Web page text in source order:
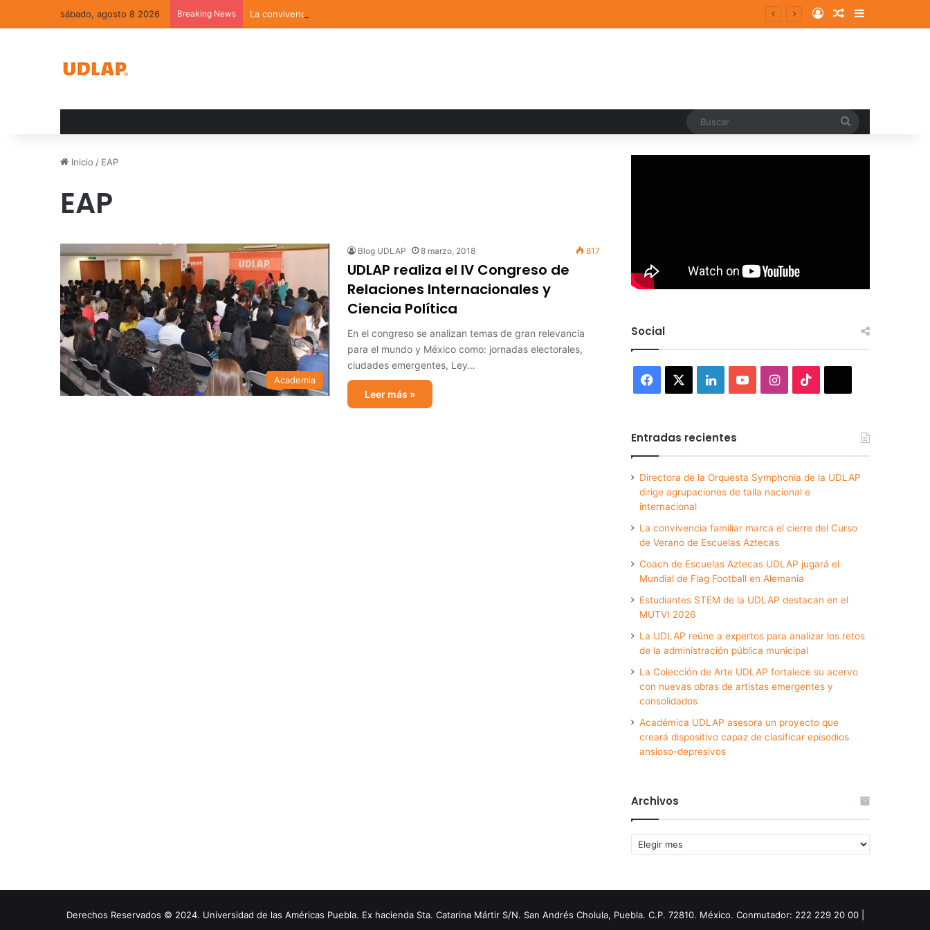
sábado, agosto 8 2026 Breaking News La convivencia familiar marca el cierre del Curso de Verano de Escuelas Aztecas Log InRandom Article
Sidebar
Inicio / EAP
EAP
Academia
Blog UDLAP 8 marzo, 2018 817
UDLAP realiza el IV Congreso de
Relaciones Internacionales y
Ciencia Política
En el congreso se analizan temas de gran relevancia
para el mundo y México como: jornadas electorales,
ciudades emergentes, Ley…
Leer más »
Social
Facebook LinkedInYouTubeInstagram
Entradas recientes
Directora de la Orquesta Symphonia de la UDLAP
dirige agrupaciones de talla nacional e
internacional
La convivencia familiar marca el cierre del Curso
de Verano de Escuelas Aztecas
Coach de Escuelas Aztecas UDLAP jugará el
Mundial de Flag Football en Alemania
Estudiantes STEM de la UDLAP destacan en el
MUTVI 2026
La UDLAP reúne a expertos para analizar los retos
de la administración pública municipal
La Colección de Arte UDLAP fortalece su acervo
con nuevas obras de artistas emergentes y
consolidados
Académica UDLAP asesora un proyecto que
creará dispositivo capaz de clasificar episodios
ansioso-depresivos
Archivos
Archivos
Derechos Reservados © 2024. Universidad de las Américas Puebla. Ex hacienda Sta. Catarina Mártir S/N. San Andrés Cholula, Puebla. C.P. 72810. México. Conmutador: 222 229 20 00 |